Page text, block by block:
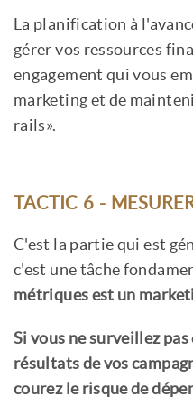
La planification à
gérer vos ressources
engagement qui vous
marketing et de
rails».
TACTIC 6 -
C'est la partie qui est
c'est une tâche
métriques est un
Si vous ne surveillez pas
résultats de vos
courez le risque de